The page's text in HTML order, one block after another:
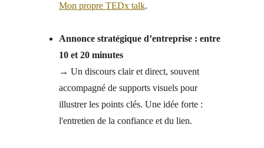
Mon propre TEDx talk.
Annonce stratégique d’entreprise : entre
10 et 20 minutes
→ Un discours clair et direct, souvent
accompagné de supports visuels pour
illustrer les points clés. Une idée forte :
l'entretien de la confiance et du lien.